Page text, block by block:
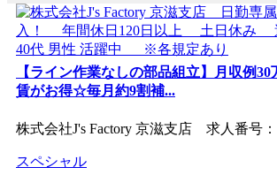
【ライン作業なしの部品組立】月収例
賃がお得☆毎月約9割補...
株式会社J's Factory 京滋支店 求人番号：
スペシャル